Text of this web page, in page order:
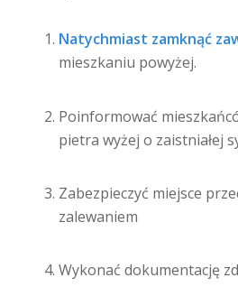
Natychmiast zamknąć
mieszkaniu powyżej.
Poinformować
pietra wyżej o zaistniałej
Zabezpieczyć miejsce
zalewaniem
Wykonać dokumentację